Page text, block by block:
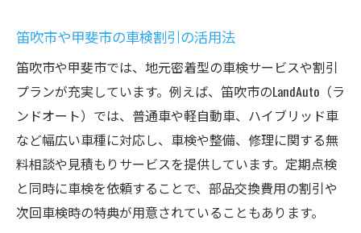
笛吹市や甲斐市の車検割引の活用法
笛吹市や甲斐市では、地元密着型の車検サービスや割引
プランが充実しています。例えば、笛吹市のLandAuto（ラ
ンドオート）では、普通車や軽自動車、ハイブリッド車
など幅広い車種に対応し、車検や整備、修理に関する無
料相談や見積もりサービスを提供しています。定期点検
と同時に車検を依頼することで、部品交換費用の割引や
次回車検時の特典が用意されていることもあります。